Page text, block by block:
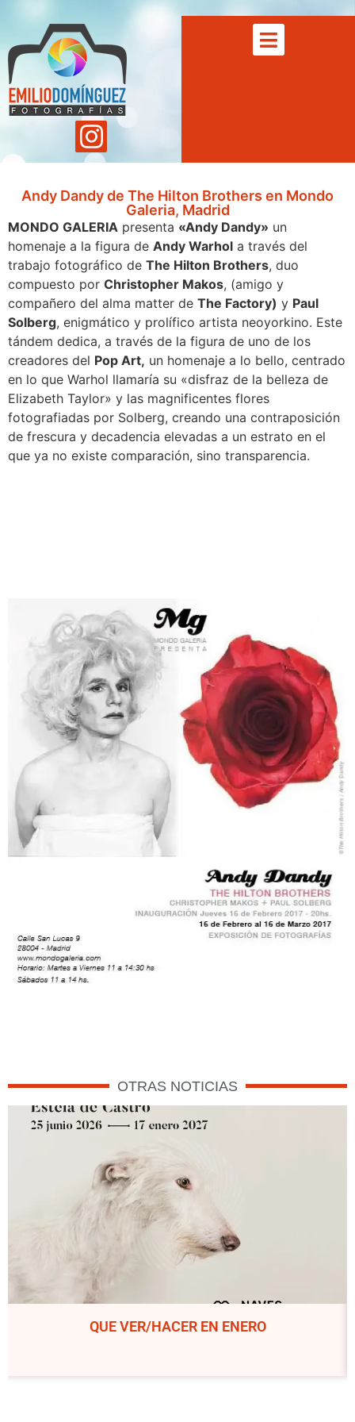
Andy Dandy de The Hilton Brothers en Mondo
Galeria, Madrid
MONDO GALERIA presenta «Andy Dandy» un
homenaje a la figura de Andy Warhol a través del
trabajo fotográfico de The Hilton Brothers, duo
compuesto por Christopher Makos, (amigo y
compañero del alma matter de The Factory) y Paul
Solberg, enigmático y prolífico artista neoyorkino. Este
tándem dedica, a través de la figura de uno de los
creadores del Pop Art, un homenaje a lo bello, centrado
en lo que Warhol llamaría su «disfraz de la belleza de
Elizabeth Taylor» y las magnificentes flores
fotografiadas por Solberg, creando una contraposición
de frescura y decadencia elevadas a un estrato en el
que ya no existe comparación, sino transparencia.
OTRAS NOTICIAS
QUE VER/HACER EN ENERO